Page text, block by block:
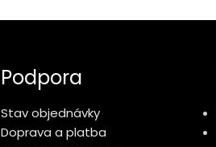
Podpora
Stav objednávky
Doprava a platba